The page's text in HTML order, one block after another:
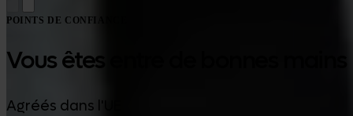
POINTS DE CONFIANCE
Vous êtes entre de bonnes mains
Agréés dans l'UE